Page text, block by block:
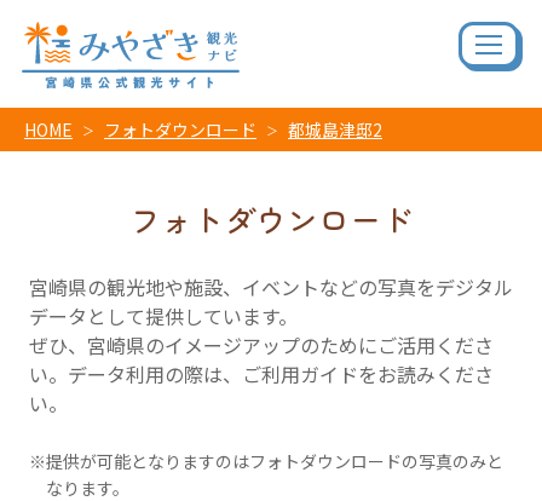
HOME フォトダウンロード 都城島津邸2
フォトダウンロード
宮崎県の観光地や施設、イベントなどの写真をデジタル
データとして提供しています。
ぜひ、宮崎県のイメージアップのためにご活用くださ
い。データ利用の際は、ご利用ガイドをお読みくださ
い。
提供が可能となりますのはフォトダウンロードの写真のみと
なります。